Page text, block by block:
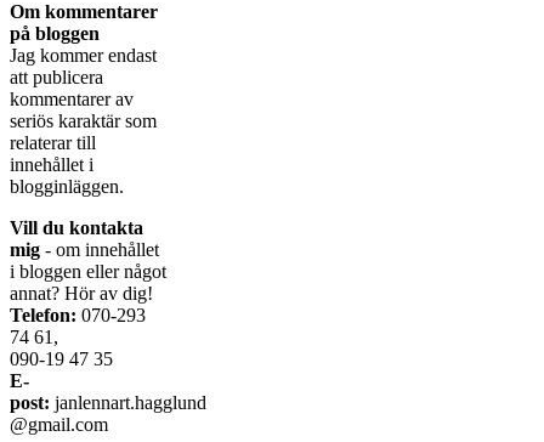
Om kommentarer
på bloggen
Jag kommer endast
att publicera
kommentarer av
seriös karaktär som
relaterar till
innehållet i
blogginläggen.
Vill du kontakta
mig - om innehållet
i bloggen eller något
annat? Hör av dig!
Telefon: 070-293
74 61,
090-19 47 35
E-
post: janlennart.hagglund
@gmail.com